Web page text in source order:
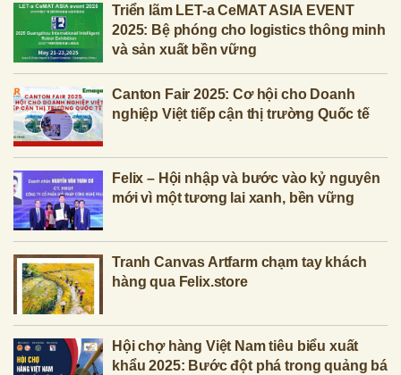
Triển lãm LET-a CeMAT ASIA EVENT
2025: Bệ phóng cho logistics thông minh
và sản xuất bền vững
Canton Fair 2025: Cơ hội cho Doanh
nghiệp Việt tiếp cận thị trường Quốc tế
Felix – Hội nhập và bước vào kỷ nguyên
mới vì một tương lai xanh, bền vững
Tranh Canvas Artfarm chạm tay khách
hàng qua Felix.store
Hội chợ hàng Việt Nam tiêu biểu xuất
khẩu 2025: Bước đột phá trong quảng bá